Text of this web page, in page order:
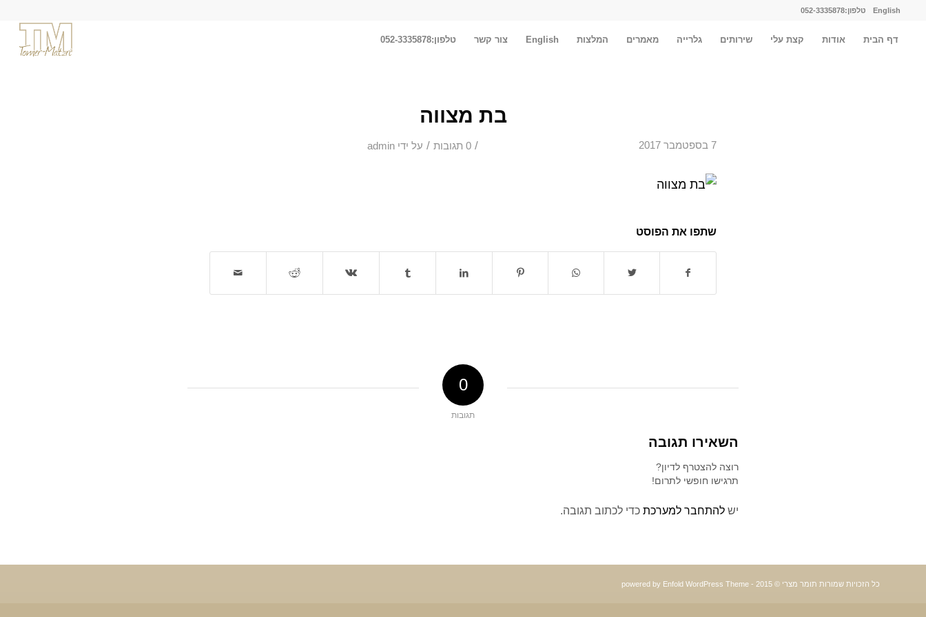
English טלפון:052-3335878
דף הבית אודות קצת עלי שירותים גלרייה מאמרים המלצות English צור קשר טלפון:052-3335878
בת מצווה
7 בספטמבר 2017 / 0 תגובות / על ידיadmin
שתפו את הפוסט
0
תגובות
השאירו תגובה
רוצה להצטרף לדיון?
תרגישו חופשי לתרום!
יש להתחבר למערכת כדי לכתוב תגובה.
כל הזכויות שמורות תומר מצרי © 2015 - powered by Enfold WordPress Theme